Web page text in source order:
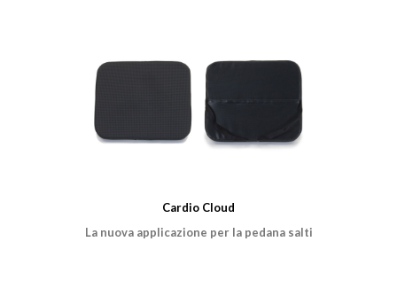
Cardio Cloud
La nuova applicazione per la pedana salti